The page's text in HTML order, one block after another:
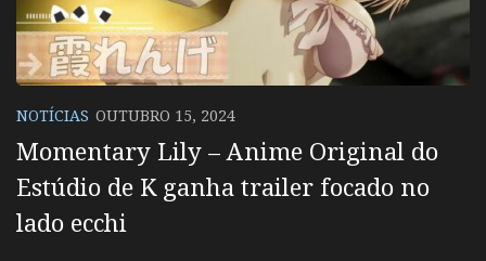
NOTÍCIAS OUTUBRO 15, 2024
Momentary Lily – Anime Original do
Estúdio de K ganha trailer focado no
lado ecchi